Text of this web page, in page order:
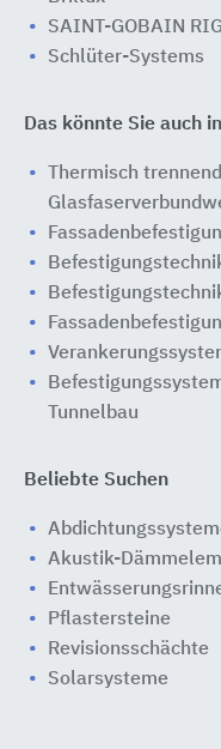
SAINT-GOBAIN
Schlüter-Systems
Das könnte Sie auch
Thermisch
Tunnelbau
Beliebte Suchen
Akustik-
Pflastersteine
Revisionsschächte
Solarsysteme